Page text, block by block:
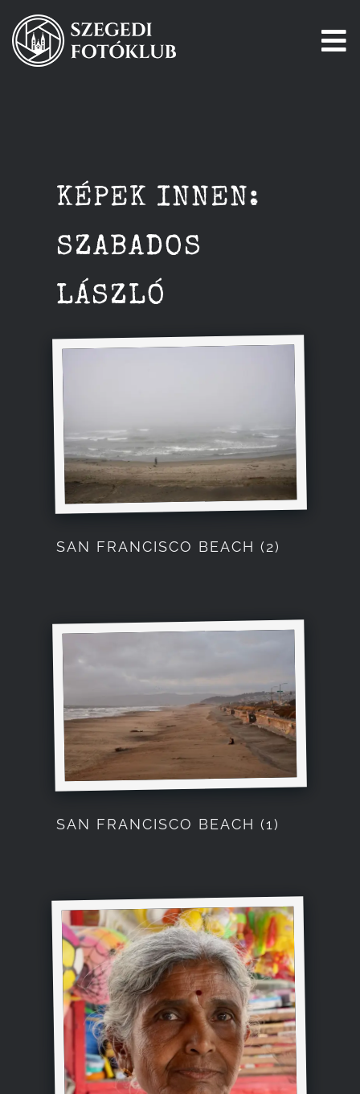
Kihagyás
Pályázatok
Tagjaink
Csatlakozz!
Történetünk
Kapcsolat
KÉPEK INNEN:
SZABADOS
LÁSZLÓ
SAN FRANCISCO BEACH (2)
SAN FRANCISCO BEACH (1)